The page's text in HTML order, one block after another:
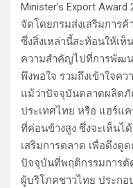
Minister’s Export
จัดโดยกรมส่งเสริมการ
ซึ่งสิ่งเหล่านี้สะท้อนให้เห็
ความสำคัญไปที่การพัฒ
พึงพอใจ รวมถึงเข้าใจค
แม้ว่าปัจจุบันตลาดผลิต
ประเทศไทย หรือ แฮร์แ
ที่ค่อนข้างสูง ซึ่งจะเห็นไ
เสริมการตลาด เพื่อดึงดู
ปัจจุบันที่พฤติกรรมการตั
ผู้บริโภคชาวไทย ประก